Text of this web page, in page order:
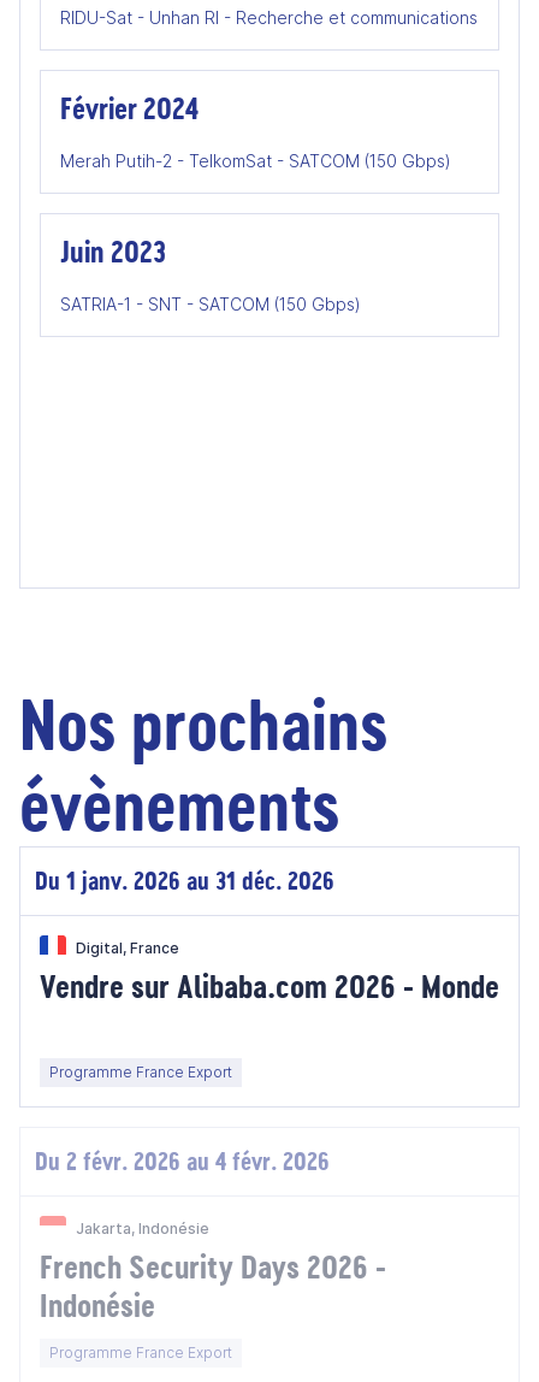
RIDU-Sat - Unhan RI - Recherche et communications
Février 2024
Merah Putih-2 - TelkomSat - SATCOM (150 Gbps)
Juin 2023
SATRIA-1 - SNT - SATCOM (150 Gbps)
Nos prochains
évènements
Du 1 janv. 2026 au 31 déc. 2026
Digital, France
Vendre sur Alibaba.com 2026 - Monde
Programme France Export
Du 2 févr. 2026 au 4 févr. 2026
Jakarta, Indonésie
French Security Days 2026 -
Indonésie
Programme France Export